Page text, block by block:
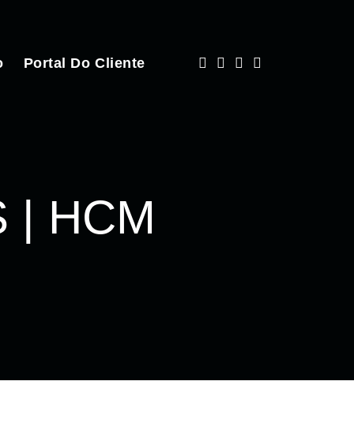
Portal Do Cliente
| HCM